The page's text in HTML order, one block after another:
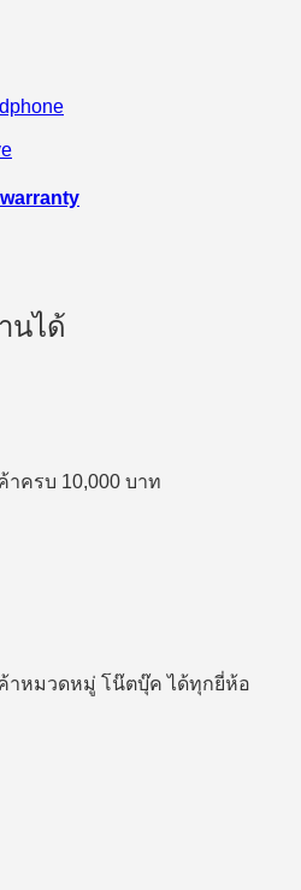
นได้
ครบ 10,000 บาท
าหมวดหมู่ โน๊ตบุ๊ค ได้ทุกยี่ห้อ